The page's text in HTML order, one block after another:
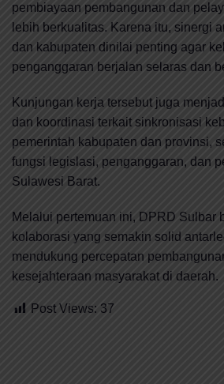
pembiayaan pembangunan dan
lebih berkualitas. Karena itu, sinergi
dan kabupaten dinilai penting agar
penganggaran berjalan selaras dan
Kunjungan kerja tersebut juga
dan koordinasi terkait sinkronisasi
pemerintah kabupaten dan provinsi,
fungsi legislasi, penganggaran, dan
Sulawesi Barat.
Melalui pertemuan ini, DPRD Sulbar
kolaborasi yang semakin solid
mendukung percepatan
kesejahteraan masyarakat di daerah.
Post Views: 37